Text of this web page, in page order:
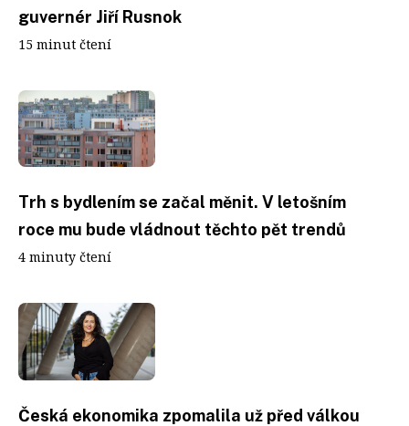
guvernér Jiří Rusnok
15 minut čtení
Trh s bydlením se začal měnit. V letošním
roce mu bude vládnout těchto pět trendů
4 minuty čtení
Česká ekonomika zpomalila už před válkou